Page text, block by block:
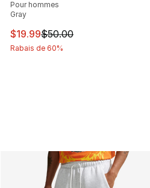
Pour hommes
Gray
Cet article est en solde. Le
$19.99$50.00
Rabais de 60%